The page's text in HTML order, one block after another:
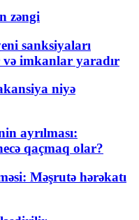
zəngi
sanksiyaları
imkanlar yaradır
niyə
ayrılması:
qaçmaq olar?
Məşrutə hərəkatı